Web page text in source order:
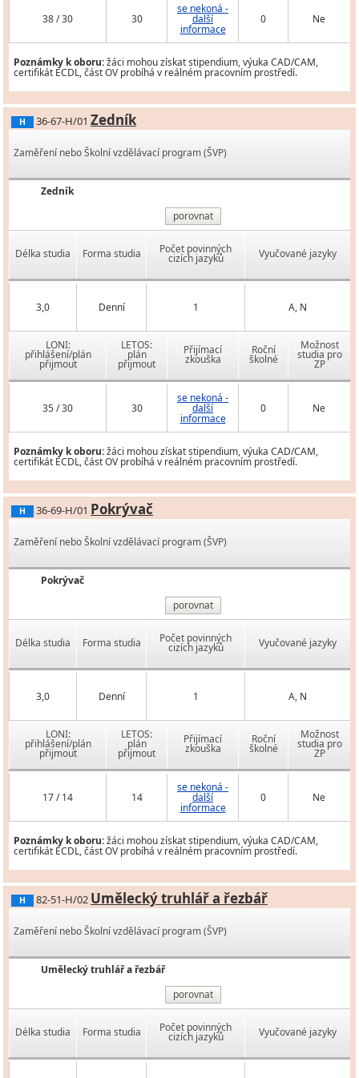
38 / 30 30
se nekoná -
další
informace
0 Ne
Poznámky k oboru:žáci mohou získat stipendium, výuka CAD/CAM,
certifikát ECDL, část OV probíhá v reálném pracovním prostředí.
H 36-67-H/01 Zedník
Zaměření nebo Školní vzdělávací program (ŠVP)
Zedník
porovnat
Délka studia Forma studia Počet povinných
cizích jazyků Vyučované jazyky
3,0 Denní 1 A, N
LONI:
přihlášení/plán
přijmout
LETOS:
plán
přijmout
Přijímací
zkouška
Roční
školné
Možnost
studia pro
ZP
35 / 30 30
se nekoná -
další
informace
0 Ne
Poznámky k oboru:žáci mohou získat stipendium, výuka CAD/CAM,
certifikát ECDL, část OV probíhá v reálném pracovním prostředí.
H 36-69-H/01 Pokrývač
Zaměření nebo Školní vzdělávací program (ŠVP)
Pokrývač
porovnat
Délka studia Forma studia Počet povinných
cizích jazyků Vyučované jazyky
3,0 Denní 1 A, N
LONI:
přihlášení/plán
přijmout
LETOS:
plán
přijmout
Přijímací
zkouška
Roční
školné
Možnost
studia pro
ZP
17 / 14 14
se nekoná -
další
informace
0 Ne
Poznámky k oboru:žáci mohou získat stipendium, výuka CAD/CAM,
certifikát ECDL, část OV probíhá v reálném pracovním prostředí.
H 82-51-H/02 Umělecký truhlář a řezbář
Zaměření nebo Školní vzdělávací program (ŠVP)
Umělecký truhlář a řezbář
porovnat
Délka studia Forma studia Počet povinných
cizích jazyků Vyučované jazyky